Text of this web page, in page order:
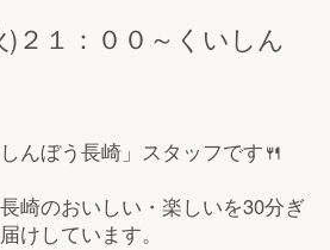
)２１：００～くいしん
んぼう長崎」スタッフです🍴
崎のおいしい・楽しいを30分ぎ
けしています。